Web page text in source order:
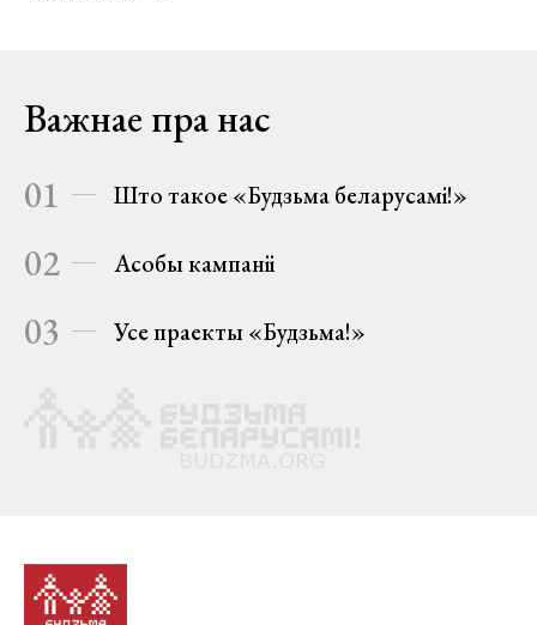
Важнае пра нас
01 Што такое «Будзьма беларусамі!»
02 Асобы кампаніі
03 Усе праекты «Будзьма!»